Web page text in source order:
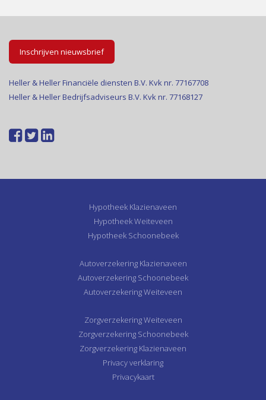
Inschrijven nieuwsbrief
Heller & Heller Financiële diensten B.V. Kvk nr. 77167708
Heller & Heller Bedrijfsadviseurs B.V. Kvk nr. 77168127
Hypotheek Klazienaveen
Hypotheek Weiteveen
Hypotheek Schoonebeek
Autoverzekering Klazienaveen
Autoverzekering Schoonebeek
Autoverzekering Weiteveen
Zorgverzekering Weiteveen
Zorgverzekering Schoonebeek
Zorgverzekering Klazienaveen
Privacy verklaring
Privacykaart